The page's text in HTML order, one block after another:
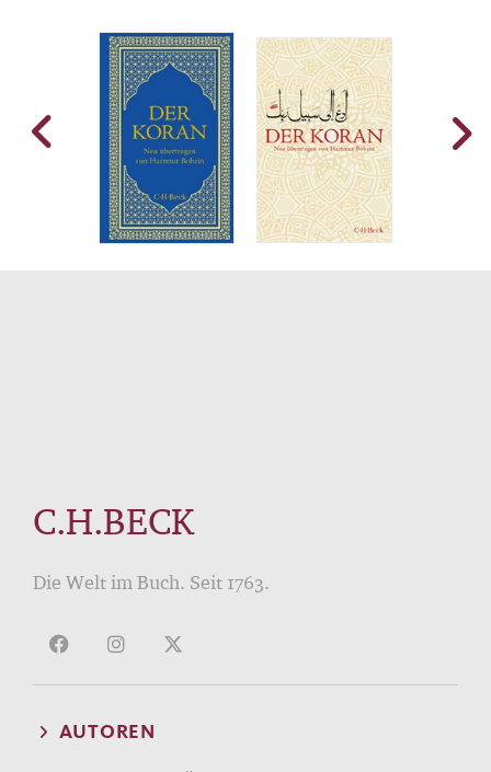
C.H.BECK
Die Welt im Buch. Seit 1763.
AUTOREN